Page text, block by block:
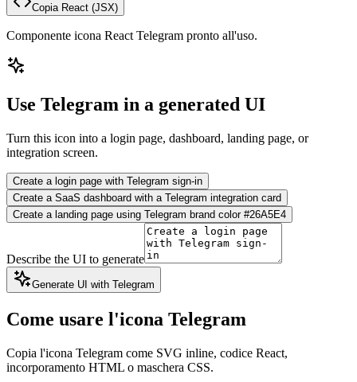
Copia React (JSX)
Componente icona React Telegram pronto all'uso.
Use Telegram in a generated UI
Turn this icon into a login page, dashboard, landing page, or
integration screen.
Create a login page with Telegram sign-in
Create a SaaS dashboard with a Telegram integration card
Create a landing page using Telegram brand color #26A5E4
Describe the UI to generate
Generate UI with Telegram
Come usare l'icona Telegram
Copia l'icona Telegram come SVG inline, codice React,
incorporamento HTML o maschera CSS.